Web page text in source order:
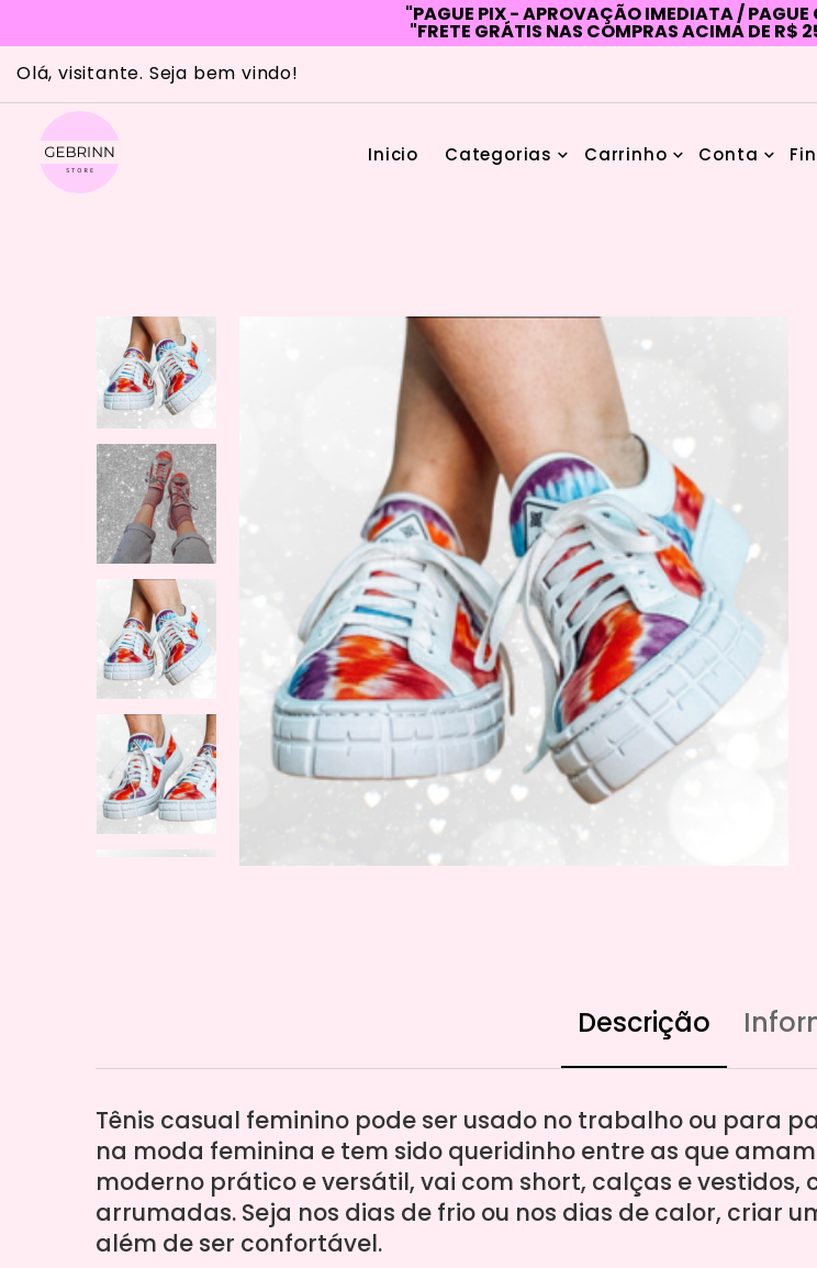
"PAGUE PIX - APROVAÇÃO IMEDIATA /
"FRETE GRÁTIS NAS COMPRAS ACIMA DE R$
content
Olá, visitante. Seja bem vindo!
Inicio Categorias Carrinho Conta
Descrição
Tênis casual feminino pode ser usado no trabalho ou para
na moda feminina e tem sido queridinho entre as que
moderno prático e versátil, vai com short, calças e
arrumadas. Seja nos dias de frio ou nos dias de calor, criar
além de ser confortável.